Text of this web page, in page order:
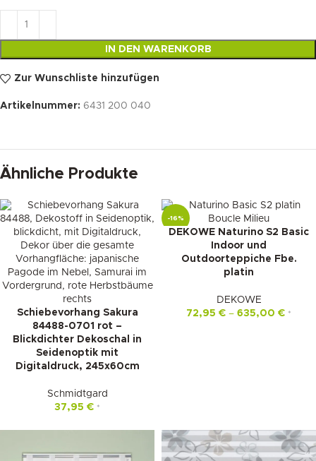
IN DEN WARENKORB
Zur Wunschliste hinzufügen
Artikelnummer: 6431 200 040
Ähnliche Produkte
Schiebevorhang Sakura
84488-0701 rot –
Blickdichter Dekoschal in
Seidenoptik mit
Digitaldruck, 245x60cm
Schmidtgard
37,95 € *
-16%
DEKOWE Naturino S2 Basic
Indoor und
Outdoorteppiche Fbe.
platin
DEKOWE
72,95 € – 635,00 € *